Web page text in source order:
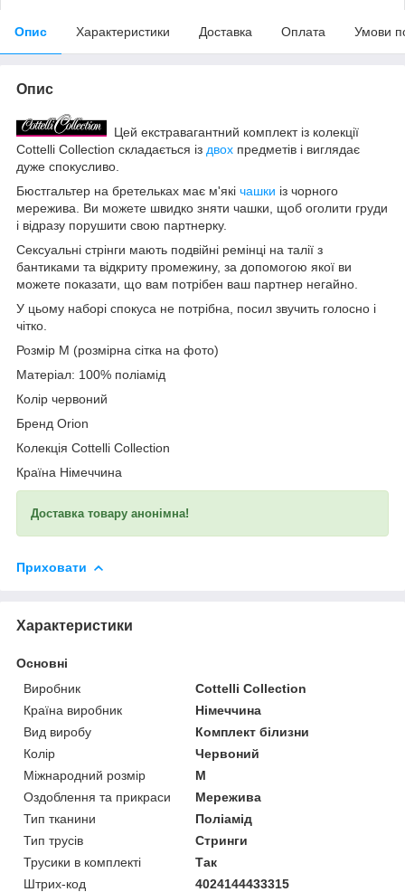
Опис Характеристики Доставка Оплата Умови
Опис
Цей екстравагантний комплект із колекції
Cottelli Collection складається із двох предметів і виглядає
дуже спокусливо.
Бюстгальтер на бретельках має м'які чашки із чорного
мережива. Ви можете швидко зняти чашки, щоб оголити груди
і відразу порушити свою партнерку.
Сексуальні стрінги мають подвійні ремінці на талії з
бантиками та відкриту промежину, за допомогою якої ви
можете показати, що вам потрібен ваш партнер негайно.
У цьому наборі спокуса не потрібна, посил звучить голосно і
чітко.
Розмір M (розмірна сітка на фото)
Матеріал: 100% поліамід
Колір червоний
Бренд Orion
Колекція Cottelli Collection
Країна Німеччина
Доставка товару анонімна!
Приховати
Характеристики
Основні
Виробник
Cottelli Collection
Країна виробник
Німеччина
Вид виробу
Комплект білизни
Колір
Червоний
Міжнародний розмір
M
Оздоблення та прикраси
Мережива
Тип тканини
Поліамід
Тип трусів
Стринги
Трусики в комплекті
Так
Штрих-код
4024144433315